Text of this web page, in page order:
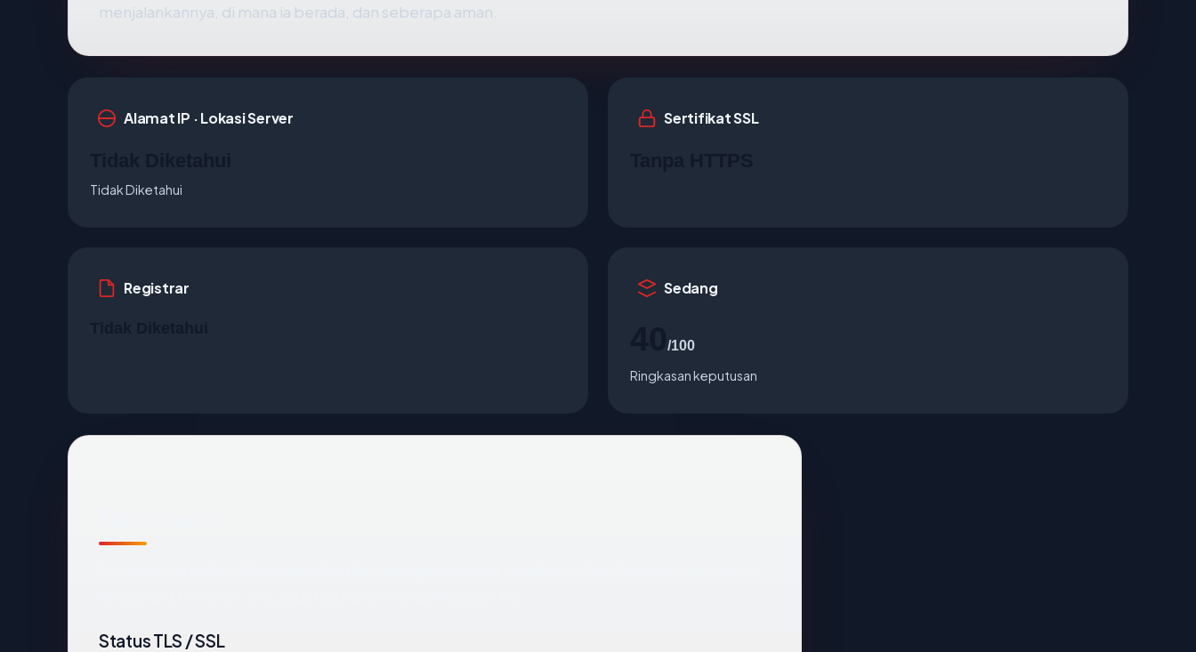
menjalankannya, di mana ia berada, dan seberapa aman.
Alamat IP · Lokasi Server
Tidak Diketahui
Sertifikat SSL
Registrar Sedang
/100
Ringkasan keputusan
Status TLS / SSL